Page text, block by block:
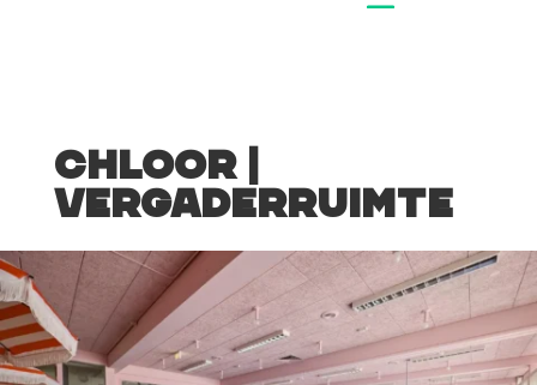
Chloor |
Vergaderruimte